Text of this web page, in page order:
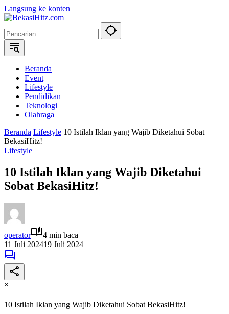
Langsung ke konten
Beranda
Event
Lifestyle
Pendidikan
Teknologi
Olahraga
Beranda Lifestyle 10 Istilah Iklan yang Wajib Diketahui Sobat
BekasiHitz!
Lifestyle
10 Istilah Iklan yang Wajib Diketahui
Sobat BekasiHitz!
operator
4 min baca
11 Juli 202419 Juli 2024
×
10 Istilah Iklan yang Wajib Diketahui Sobat BekasiHitz!